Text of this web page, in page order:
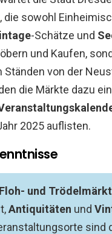
, die sowohl
-Schätze und
und Kaufen,
Ständen von der
die Märkte dazu
2025 auflisten.
Floh- und
Antiquitäten und
sind